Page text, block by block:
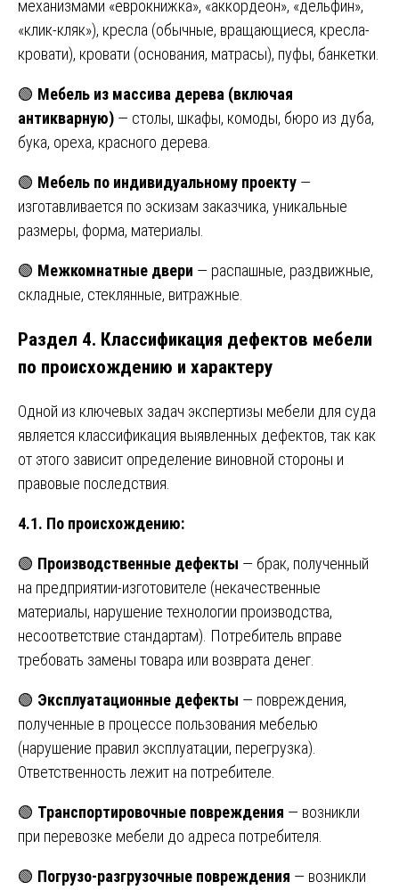
механизмами «еврокнижка», «аккордеон», «дельфин»,
«клик-кляк»), кресла (обычные, вращающиеся, кресла-
кровати), кровати (основания, матрасы), пуфы, банкетки.
🟢 Мебель из массива дерева (включая
антикварную) — столы, шкафы, комоды, бюро из дуба,
бука, ореха, красного дерева.
🟢 Мебель по индивидуальному проекту —
изготавливается по эскизам заказчика, уникальные
размеры, форма, материалы.
🟢 Межкомнатные двери — распашные, раздвижные,
складные, стеклянные, витражные.
Раздел 4. Классификация дефектов мебели
по происхождению и характеру
Одной из ключевых задач экспертизы мебели для суда
является классификация выявленных дефектов, так как
от этого зависит определение виновной стороны и
правовые последствия.
4.1. По происхождению:
🟢 Производственные дефекты — брак, полученный
на предприятии-изготовителе (некачественные
материалы, нарушение технологии производства,
несоответствие стандартам). Потребитель вправе
требовать замены товара или возврата денег.
🟢 Эксплуатационные дефекты — повреждения,
полученные в процессе пользования мебелью
(нарушение правил эксплуатации, перегрузка).
Ответственность лежит на потребителе.
🟢 Транспортировочные повреждения — возникли
при перевозке мебели до адреса потребителя.
🟢 Погрузо-разгрузочные повреждения — возникли